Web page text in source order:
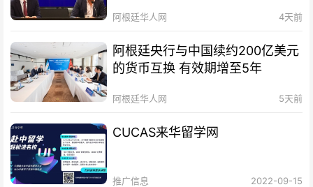
阿根廷华人网 4天前
阿根廷央行与中国续约200亿美元
的货币互换 有效期增至5年
阿根廷华人网 5天前
CUCAS来华留学网
推广信息 2022-09-15